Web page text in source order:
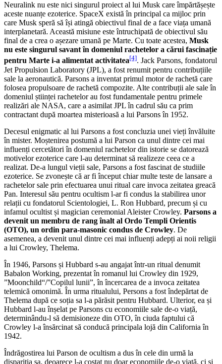
Neuralink nu este nici singurul proiect al lui Musk care împărtășește
aceste nuanțe ezoterice. SpaceX există în principal ca mijloc prin
care Musk speră să își atingă obiectivul final de a face viața umană
interplanetară. Această misiune este întruchipată de obiectivul său
final de a crea o așezare umană pe Marte. Cu toate acestea, Musk
nu este singurul savant în domeniul rachetelor a cărui fascinație
pentru Marte i-a alimentat activitatea[4]. Jack Parsons, fondatorul
Jet Propulsion Laboratory (JPL), a fost renumit pentru contribuțiile
sale la aeronautică. Parsons a inventat primul motor de rachetă care
folosea propulsoare de rachetă compozite. Alte contribuții ale sale în
domeniul științei rachetelor au fost fundamentale pentru primele
realizări ale NASA, care a asimilat JPL în cadrul său ca prim
contractant după moartea misterioasă a lui Parsons în 1952.
Decesul enigmatic al lui Parsons a fost concluzia unei vieți învăluite
în mister. Moștenirea postumă a lui Parson ca unul dintre cei mai
influenți cercetători în domeniul rachetelor din istorie se datorează
motivelor ezoterice care l-au determinat să realizeze ceea ce a
realizat. De-a lungul vieții sale, Parsons a fost fascinat de studiile
ezoterice. Se zvonește că ar fi început chiar multe teste de lansare a
rachetelor sale prin efectuarea unui ritual care invoca zeitatea greacă
Pan. Interesul său pentru ocultism l-ar fi condus la stabilirea unor
relații cu fondatorul Scientologiei, L. Ron Hubbard, precum și cu
infamul ocultist și magician ceremonial Aleister Crowley. Parsons a
devenit un membru de rang înalt al Ordo Templi Orientis
(OTO), un ordin para-masonic condus de Crowley. De
asemenea, a devenit unul dintre cei mai influenți adepți ai noii religii
a lui Crowley, Thelema.
În 1946, Parsons și Hubbard s-au angajat într-un ritual denumit
Babalon Working, prezentat în romanul lui Crowley din 1929,
”Moonchild“/”Copilul lunii”, în încercarea de a invoca zeitatea
telemică omonimă. În urma ritualului, Persons a fost îndepărtat de
Thelema după ce soția sa l-a părăsit pentru Hubbard. Ulterior, ea și
Hubbard l-au înșelat pe Parsons cu economiile sale de-o viață,
determinându-l să demisioneze din OTO, în ciuda faptului că
Crowley l-a însărcinat să conducă principala lojă din California în
1942.
Îndrăgostirea lui Parson de ocultism a dus în cele din urmă la
dispariția sa, deoarece l-a costat nu doar economiile de-o viață, ci și